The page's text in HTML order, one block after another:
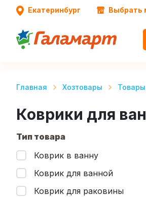
Екатеринбург Выбрать
Главная Хозтовары
Коврики для
Тип товара
Коврик в ванну
Коврик для ванной
Коврик для раковины